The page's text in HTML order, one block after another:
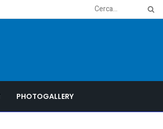
PHOTOGALLERY